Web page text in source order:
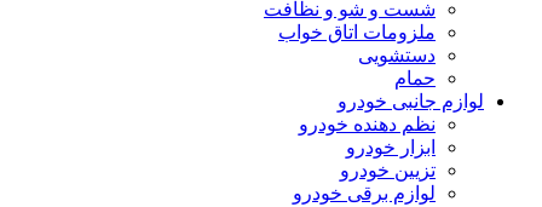
شست و شو و نظافت
ملزومات اتاق خواب
دستشویی
حمام
لوازم جانبی خودرو
نظم دهنده خودرو
ابزار خودرو
تزیین خودرو
لوازم برقی خودرو